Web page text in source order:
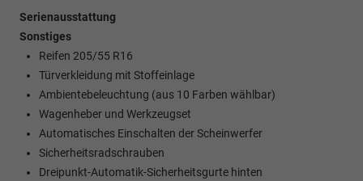
Serienausstattung
Sonstiges
Reifen 205/55 R16
Türverkleidung mit Stoffeinlage
Ambientebeleuchtung (aus 10 Farben wählbar)
Wagenheber und Werkzeugset
Automatisches Einschalten der Scheinwerfer
Sicherheitsradschrauben
Dreipunkt-Automatik-Sicherheitsgurte hinten